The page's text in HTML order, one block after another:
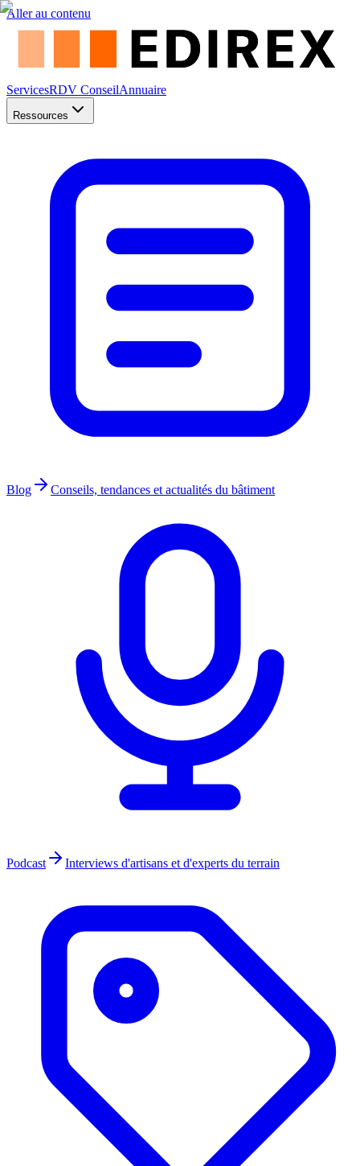
Aller au contenu
ServicesRDV ConseilAnnuaire
Ressources
Blog Conseils, tendances et actualités du bâtiment
Podcast Interviews d'artisans et d'experts du terrain